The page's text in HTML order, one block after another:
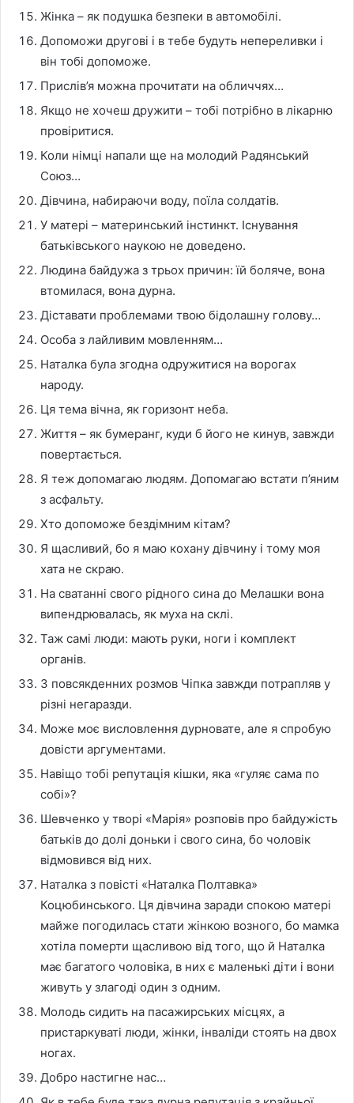
Жінка – як подушка безпеки в автомобілі.
Допоможи другові і в тебе будуть непереливки і
він тобі допоможе.
Прислів’я можна прочитати на обличчях…
Якщо не хочеш дружити – тобі потрібно в лікарню
провіритися.
Коли німці напали ще на молодий Радянський
Союз…
Дівчина, набираючи воду, поїла солдатів.
У матері – материнський інстинкт. Існування
батьківського наукою не доведено.
Людина байдужа з трьох причин: їй боляче, вона
втомилася, вона дурна.
Діставати проблемами твою бідолашну голову…
Особа з лайливим мовленням…
Наталка була згодна одружитися на ворогах
народу.
Ця тема вічна, як горизонт неба.
Життя – як бумеранг, куди б його не кинув, завжди
повертається.
Я теж допомагаю людям. Допомагаю встати п’яним
з асфальту.
Хто допоможе бездімним кітам?
Я щасливий, бо я маю кохану дівчину і тому моя
хата не скраю.
На сватанні свого рідного сина до Мелашки вона
випендрювалась, як муха на склі.
Таж самі люди: мають руки, ноги і комплект
органів.
З повсякденних розмов Чіпка завжди потрапляв у
різні негаразди.
Може моє висловлення дурновате, але я спробую
довісти аргументами.
Навіщо тобі репутація кішки, яка «гуляє сама по
собі»?
Шевченко у творі «Марія» розповів про байдужість
батьків до долі доньки і свого сина, бо чоловік
відмовився від них.
Наталка з повісті «Наталка Полтавка»
Коцюбинського. Ця дівчина заради спокою матері
майже погодилась стати жінкою возного, бо мамка
хотіла померти щасливою від того, що й Наталка
має багатого чоловіка, в них є маленькі діти і вони
живуть у злагоді один з одним.
Молодь сидить на пасажирських місцях, а
пристаркуваті люди, жінки, інваліди стоять на двох
ногах.
Добро настигне нас…